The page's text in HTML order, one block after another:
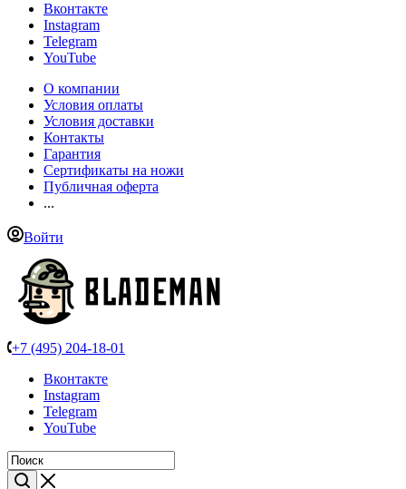
Вконтакте
Instagram
Telegram
YouTube
О компании
Условия оплаты
Условия доставки
Контакты
Гарантия
Сертификаты на ножи
Публичная оферта
...
Войти
+7 (495) 204-18-01
Вконтакте
Instagram
Telegram
YouTube